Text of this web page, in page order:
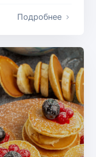
Подробнее